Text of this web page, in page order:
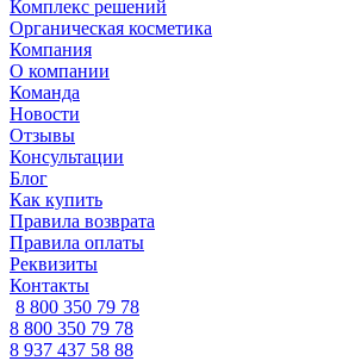
Комплекс решений
Органическая косметика
Компания
О компании
Команда
Новости
Отзывы
Консультации
Блог
Как купить
Правила возврата
Правила оплаты
Реквизиты
Контакты
8 800 350 79 78
8 800 350 79 78
8 937 437 58 88